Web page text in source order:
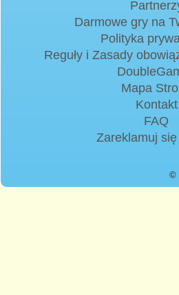
Darmowe gry na
Polityka
Reguły i Zasady
Mapa
Kontakt
FAQ
Zareklamuj
©